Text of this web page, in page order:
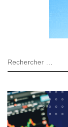
RECHERCHER